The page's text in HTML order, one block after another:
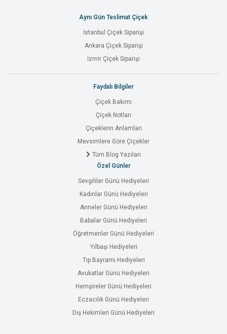
Aynı Gün Teslimat Çiçek
İstanbul Çiçek Siparişi
Ankara Çiçek Siparişi
İzmir Çiçek Siparişi
Faydalı Bilgiler
Çiçek Bakımı
Çiçek Notları
Çiçeklerin Anlamları
Mevsimlere Göre Çiçekler
Tüm Blog Yazıları
Özel Günler
Sevgililer Günü Hediyeleri
Kadınlar Günü Hediyeleri
Anneler Günü Hediyeleri
Babalar Günü Hediyeleri
Öğretmenler Günü Hediyeleri
Yılbaşı Hediyeleri
Tıp Bayramı Hediyeleri
Avukatlar Günü Hediyeleri
Hemşireler Günü Hediyeleri
Eczacılık Günü Hediyeleri
Diş Hekimleri Günü Hediyeleri